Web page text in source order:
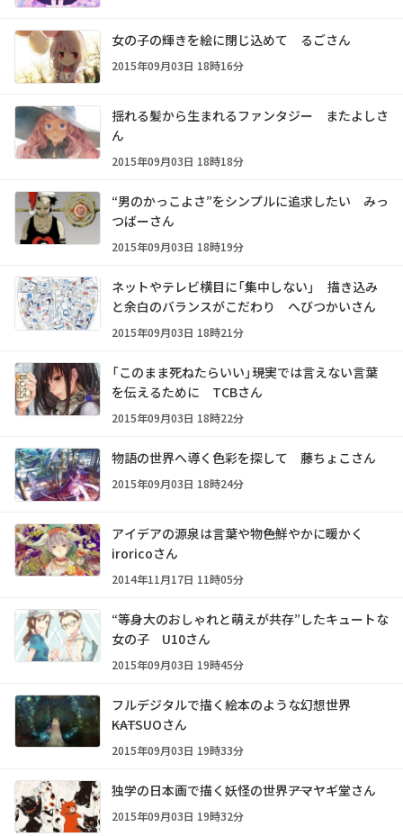
女の子の輝きを絵に閉じ込めて るごさん
2015年09月03日 18時16分
揺れる髪から生まれるファンタジー またよしさ
ん
2015年09月03日 18時18分
“男のかっこよさ”をシンプルに追求したい みっ
つばーさん
2015年09月03日 18時19分
ネットやテレビ横目に「集中しない」 描き込み
と余白のバランスがこだわり へびつかいさん
2015年09月03日 18時21分
「このまま死ねたらいい」――現実では言えない言葉
を伝えるために TCBさん
2015年09月03日 18時22分
物語の世界へ導く色彩を探して 藤ちょこさん
2015年09月03日 18時24分
アイデアの源泉は言葉や物――色鮮やかに暖かく
iroricoさん
2014年11月17日 11時05分
“等身大のおしゃれと萌えが共存”したキュートな
女の子 U10さん
2015年09月03日 19時45分
フルデジタルで描く絵本のような幻想世界
――KATSUOさん
2015年09月03日 19時33分
独学の日本画で描く妖怪の世界――アマヤギ堂さん
2015年09月03日 19時32分